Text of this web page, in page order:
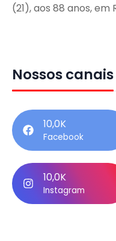
(21), aos 88 anos,
Nossos canais
10,0K
Facebook
10,0K
Instagram